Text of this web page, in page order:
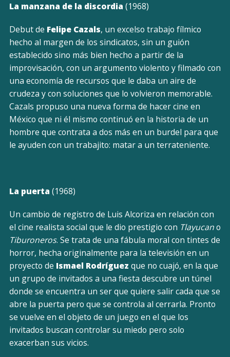
La manzana de la discordia (1968)
Debut de Felipe Cazals, un excelso trabajo fílmico
hecho al margen de los sindicatos, sin un guión
establecido sino más bien hecho a partir de la
improvisación, con un argumento violento y filmado con
una economía de recursos que le daba un aire de
crudeza y con soluciones que lo volvieron memorable.
Cazals propuso una nueva forma de hacer cine en
México que ni él mismo continuó en la historia de un
hombre que contrata a dos más en un burdel para que
le ayuden con un trabajito: matar a un terrateniente.
La puerta (1968)
Un cambio de registro de Luis Alcoriza en relación con
el cine realista social que le dio prestigio con Tlayucano
Tiburoneros. Se trata de una fábula moral con tintes de
horror, hecha originalmente para la televisión en un
proyecto de Ismael Rodríguez que no cuajó, en la que
un grupo de invitados a una fiesta descubre un túnel
donde se encuentra un ser que quiere salir cada que se
abre la puerta pero que se controla al cerrarla. Pronto
se vuelve en el objeto de un juego en el que los
invitados buscan controlar su miedo pero solo
exacerban sus vicios.